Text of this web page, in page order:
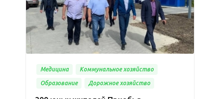
Медицина Коммунальное хозяйство
Образование Дорожное хозяйство